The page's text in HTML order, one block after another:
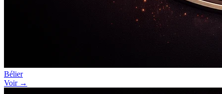
Bélier
Voir →